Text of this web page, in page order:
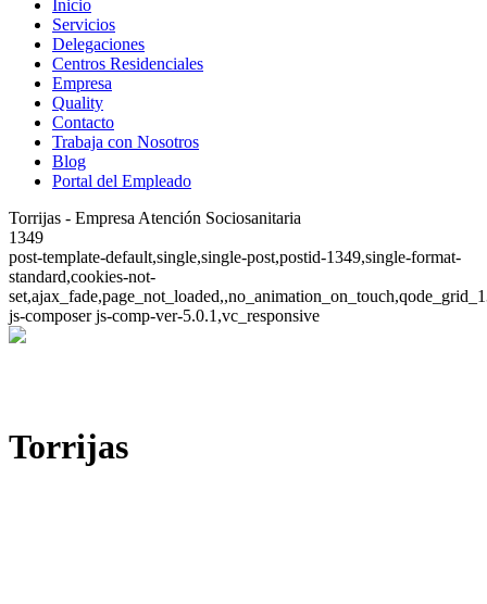
Inicio
Servicios
Delegaciones
Centros Residenciales
Empresa
Quality
Contacto
Trabaja con Nosotros
Blog
Portal del Empleado
Torrijas - Empresa Atención Sociosanitaria
1349
post-template-default,single,single-post,postid-1349,single-format-
standard,cookies-not-
js-composer js-comp-ver-5.0.1,vc_responsive
Torrijas